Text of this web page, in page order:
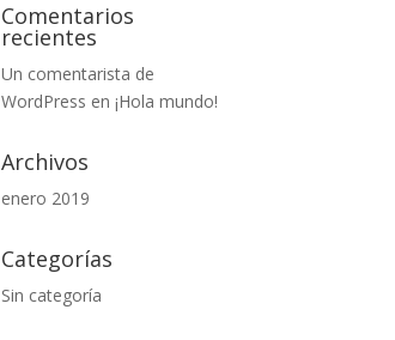
Comentarios
recientes
Un comentarista de
WordPress en¡Hola mundo!
Archivos
enero 2019
Categorías
Sin categoría